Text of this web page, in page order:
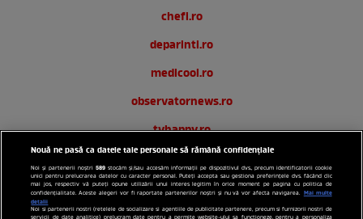
chefi.ro
deparinti.ro
medicool.ro
observatornews.ro
tvhappy.ro
useit.ro
zutv.ro
Nouă ne pasă ca datele tale personale să rămână confidențiale
Noi și partenerii noștri589 stocăm și/sau accesăm informații pe dispozitivul dvs., precum identificatorii cookie
unici pentru prelucrarea datelor cu caracter personal. Puteți accepta sau gestiona preferințele dvs. făcând clic
mai jos, respectiv vă puteți opune utilizării unui interes legitim în orice moment pe pagina cu politica de
confidențialitate. Aceste alegeri vor fi raportate partenerilor noștri și nu vă vor afecta navigarea. Mai multe
detalii
Noi si partenerii nostri (retelele de socializare si agentiile de publicitate partenere, precum si furnizorii nostri de